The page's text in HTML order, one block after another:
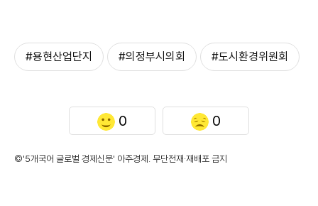
#용현산업단지 #의정부시의회 #도시환경위원회
0 0
©'5개국어 글로벌 경제신문' 아주경제. 무단전재·재배포 금지